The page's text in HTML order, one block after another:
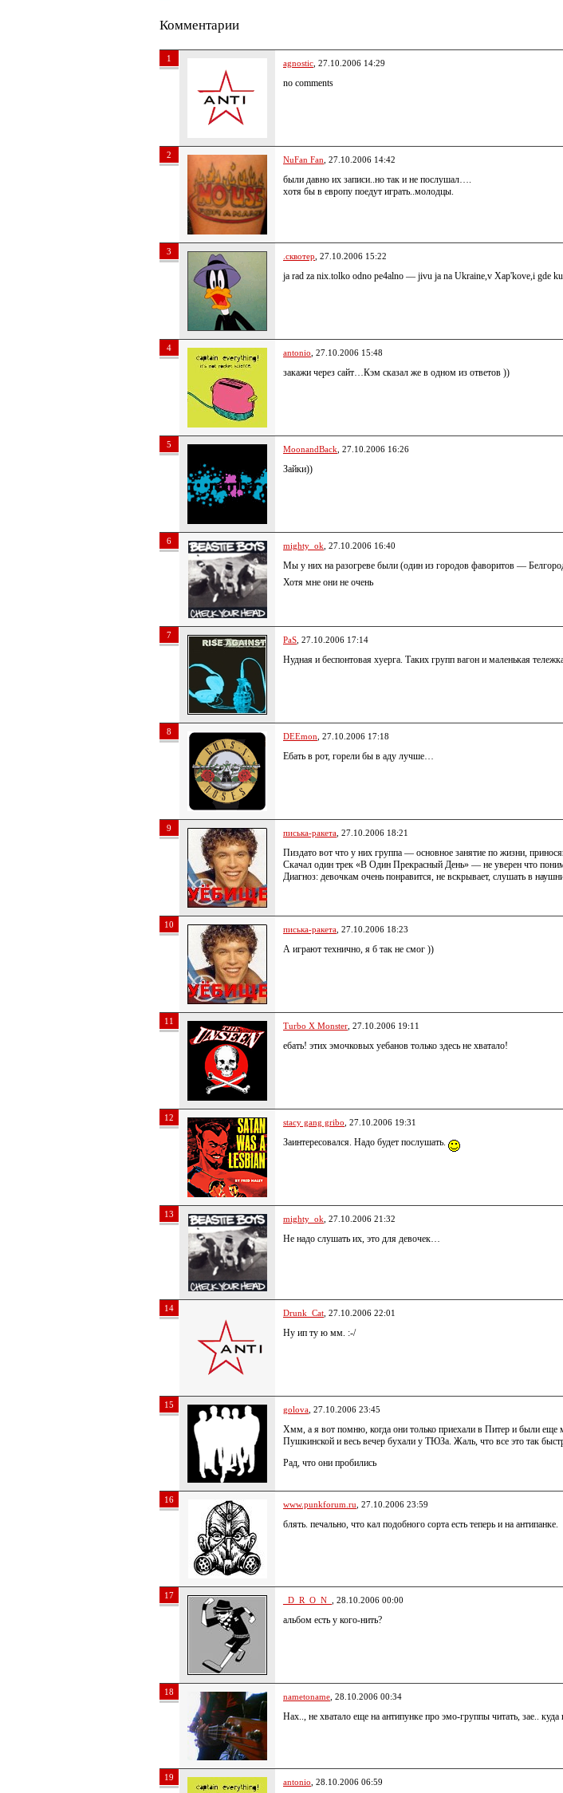
Комментарии
1 agnostic , 27.10.2006 14:29
no comments
2 NuFan Fan , 27.10.2006 14:42
были давно их записи..но так и не послушал….
хотя бы в европу поедут играть..молодцы.
3 .сквотер , 27.10.2006 15:22
ja rad za nix.tolko odno pe4alno — jivu ja na Ukraine,v Xap'kove,i gde
4 antonio , 27.10.2006 15:48
закажи через сайт…Кэм сказал же в одном из ответов ))
5 MoonandBack , 27.10.2006 16:26
Зайки))
6 mighty_ok , 27.10.2006 16:40
Мы у них на разогреве были (один из городов фаворитов —
Хотя мне они не очень
7 PaS , 27.10.2006 17:14
Нудная и беспонтовая хуерга. Таких групп вагон и маленькая
8 DEEmon , 27.10.2006 17:18
Ебать в рот, горели бы в аду лучше…
9 писька-ракета , 27.10.2006 18:21
Пиздато вот что у них группа — основное занятие по жизни,
Скачал один трек «В Один Прекрасный День» — не уверен что
Диагноз: девочкам очень понравится, не вскрывает, слушать в
10 писька-ракета , 27.10.2006 18:23
А играют технично, я б так не смог ))
11 Turbo X Monster , 27.10.2006 19:11
ебать! этих эмочковых уебанов только здесь не хватало!
12 stacy gang gribo , 27.10.2006 19:31
Заинтересовался. Надо будет послушать.
13 mighty_ok , 27.10.2006 21:32
Не надо слушать их, это для девочек…
14 Drunk_Cat , 27.10.2006 22:01
Ну ип ту ю мм. :-/
15 golova , 27.10.2006 23:45
Хмм, а я вот помню, когда они только приехали в Питер и были
Пушкинской и весь вечер бухали у ТЮЗа. Жаль, что все это так
Рад, что они пробились
16 www.punkforum.ru , 27.10.2006 23:59
блять. печально, что кал подобного сорта есть теперь и на антипанке.
17 _D_R_O_N_ , 28.10.2006 00:00
альбом есть у кого-нить?
18 nametoname , 28.10.2006 00:34
Нах.., не хватало еще на антипунке про эмо-группы читать, зае..
19 antonio , 28.10.2006 06:59